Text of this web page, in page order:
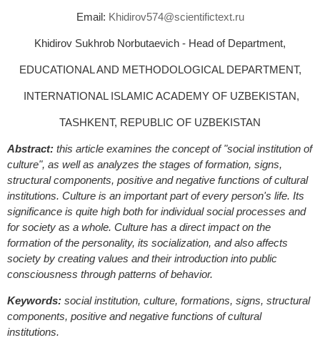
Email: Khidirov574@scientifictext.ru
Khidirov Sukhrob Norbutaevich - Head of Department,
EDUCATIONAL AND METHODOLOGICAL DEPARTMENT,
INTERNATIONAL ISLAMIC ACADEMY OF UZBEKISTAN,
TASHKENT, REPUBLIC OF UZBEKISTAN
Abstract: this article examines the concept of "social institution of
culture", as well as analyzes the stages of formation, signs,
structural components, positive and negative functions of cultural
institutions. Culture is an important part of every person's life. Its
significance is quite high both for individual social processes and
for society as a whole. Culture has a direct impact on the
formation of the personality, its socialization, and also affects
society by creating values and their introduction into public
consciousness through patterns of behavior.
Keywords: social institution, culture, formations, signs, structural
components, positive and negative functions of cultural
institutions.